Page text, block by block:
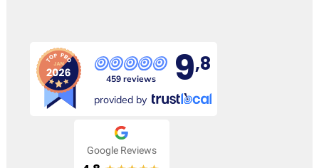
459 reviews 9,8
provided by
Google Reviews